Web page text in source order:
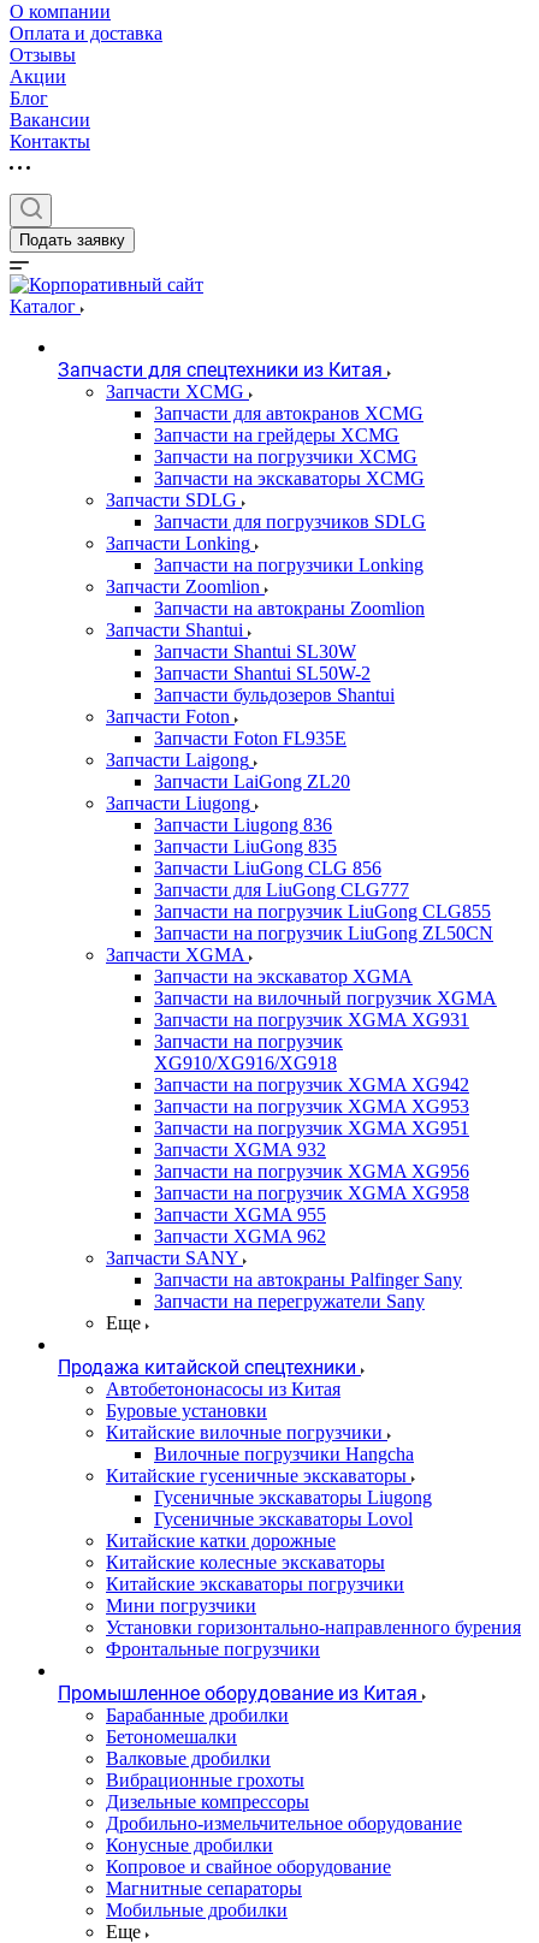
О компании
Оплата и доставка
Отзывы
Акции
Блог
Вакансии
Контакты
Подать заявку
Каталог
Запчасти для спецтехники из Китая
Запчасти XCMG
Запчасти для автокранов XCMG
Запчасти на грейдеры XCMG
Запчасти на погрузчики XCMG
Запчасти на экскаваторы XCMG
Запчасти SDLG
Запчасти для погрузчиков SDLG
Запчасти Lonking
Запчасти на погрузчики Lonking
Запчасти Zoomlion
Запчасти на автокраны Zoomlion
Запчасти Shantui
Запчасти Shantui SL30W
Запчасти Shantui SL50W-2
Запчасти бульдозеров Shantui
Запчасти Foton
Запчасти Foton FL935E
Запчасти Laigong
Запчасти LaiGong ZL20
Запчасти Liugong
Запчасти Liugong 836
Запчасти LiuGong 835
Запчасти LiuGong CLG 856
Запчасти для LiuGong CLG777
Запчасти на погрузчик LiuGong CLG855
Запчасти на погрузчик LiuGong ZL50CN
Запчасти XGMA
Запчасти на экскаватор XGMA
Запчасти на вилочный погрузчик XGMA
Запчасти на погрузчик XGMA XG931
Запчасти на погрузчик
XG910/XG916/XG918
Запчасти на погрузчик XGMA XG942
Запчасти на погрузчик XGMA XG953
Запчасти на погрузчик XGMA XG951
Запчасти XGMA 932
Запчасти на погрузчик XGMA XG956
Запчасти на погрузчик XGMA XG958
Запчасти XGMA 955
Запчасти XGMA 962
Запчасти SANY
Запчасти на автокраны Palfinger Sany
Запчасти на перегружатели Sany
Еще
Продажа китайской спецтехники
Автобетононасосы из Китая
Буровые установки
Китайские вилочные погрузчики
Вилочные погрузчики Hangcha
Китайские гусеничные экскаваторы
Гусеничные экскаваторы Liugong
Гусеничные экскаваторы Lovol
Китайские катки дорожные
Китайские колесные экскаваторы
Китайские экскаваторы погрузчики
Мини погрузчики
Установки горизонтально-направленного бурения
Фронтальные погрузчики
Промышленное оборудование из Китая
Барабанные дробилки
Бетономешалки
Валковые дробилки
Вибрационные грохоты
Дизельные компрессоры
Дробильно-измельчительное оборудование
Конусные дробилки
Копровое и свайное оборудование
Магнитные сепараторы
Мобильные дробилки
Еще